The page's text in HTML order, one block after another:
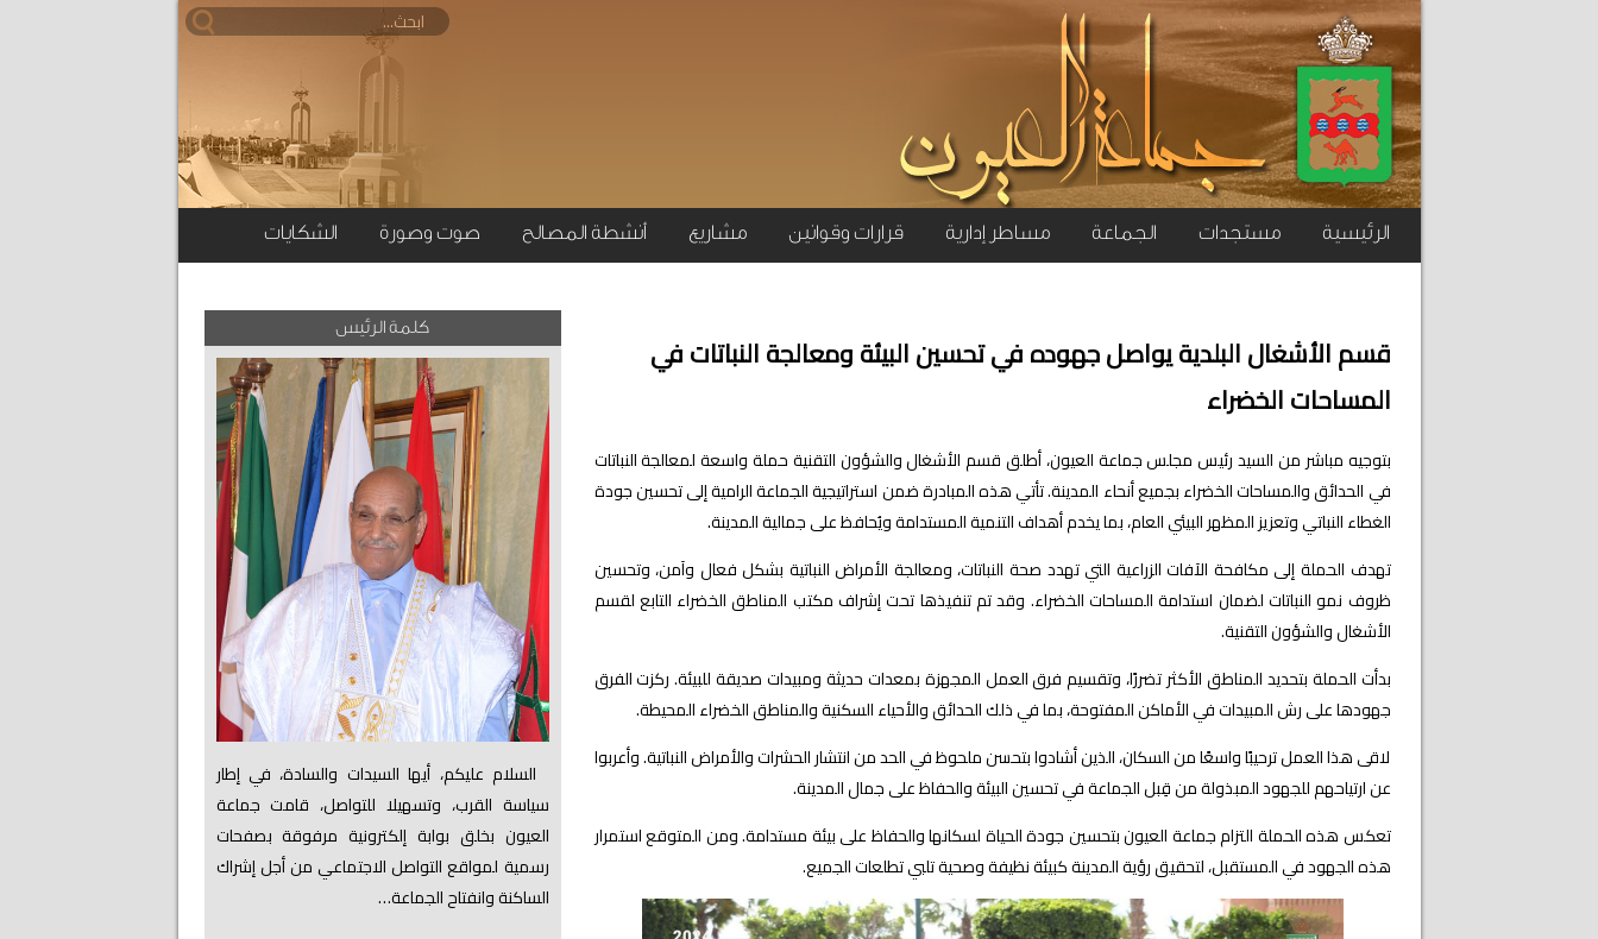
الرئيسية مستجدات الجماعة مساطر إدارية قرارات وقوانين مشاريع أنشطة المصالح صوت وصورة الشكايات
قسم الأشغال البلدية يواصل جهوده في تحسين البيئة ومعالجة النباتات في
المساحات الخضراء
بتوجيه مباشر من السيد رئيس مجلس جماعة العيون، أطلق قسم الأشغال والشؤون التقنية حملة واسعة لمعالجة النباتات
في الحدائق والمساحات الخضراء بجميع أنحاء المدينة. تأتي هذه المبادرة ضمن استراتيجية الجماعة الرامية إلى تحسين جودة
الغطاء النباتي وتعزيز المظهر البيئي العام، بما يخدم أهداف التنمية المستدامة ويُحافظ على جمالية المدينة.
تهدف الحملة إلى مكافحة الآفات الزراعية التي تهدد صحة النباتات، ومعالجة الأمراض النباتية بشكل فعال وآمن، وتحسين
ظروف نمو النباتات لضمان استدامة المساحاتالخضراء. وقد تم تنفيذها تحت إشراف مكتب المناطق الخضراء التابع لقسم
الأشغال والشؤون التقنية.
بدأت الحملة بتحديد المناطق الأكثر تضررًا، وتقسيم فرق العمل المجهزة بمعدات حديثة ومبيدات صديقة للبيئة. ركزت الفرق
جهودها على رش المبيدات في الأماكن المفتوحة، بما في ذلك الحدائق والأحياء السكنية والمناطق الخضراء المحيطة.
لاقى هذا العمل ترحيبًا واسعًا من السكان، الذين أشادوا بتحسن ملحوظ في الحد من انتشار الحشرات والأمراض النباتية. وأعربوا
عن ارتياحهم للجهود المبذولة من قِبل الجماعة في تحسين البيئة والحفاظ على جمال المدينة.
تعكس هذه الحملة التزام جماعة العيون بتحسين جودة الحياة لسكانها والحفاظ على بيئة مستدامة. ومن المتوقع استمرار
هذه الجهود في المستقبل، لتحقيق رؤية المدينة كبيئة نظيفة وصحية تلبي تطلعات الجميع.
كلمة الرئيس
السلام عليكم، أيها السيدات والسادة، في إطار
سياسة القرب، وتسهيلا للتواصل، قامت جماعة
العيون بخلق بوابة إلكترونية مرفوقة بصفحات
رسمية لمواقع التواصل الاجتماعي من أجل إشراك
الساكنة وانفتاح الجماعة…